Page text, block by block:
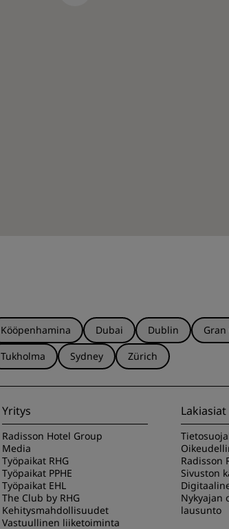
Kööpenhamina Dubai Dublin Gran
Tukholma Sydney Zürich
Yritys
Radisson Hotel Group
Media
Työpaikat RHG
Työpaikat PPHE
Työpaikat EHL
The Club by RHG
Kehitysmahdollisuudet
Vastuullinen liiketoiminta
Lakiasiat
Radisson
Sivuston
Nykyajan
lausunto